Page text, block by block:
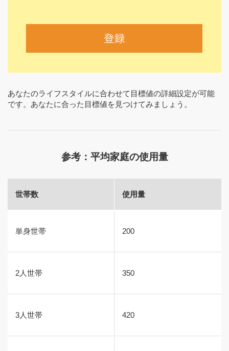
あなたのライフスタイルに合わせて目標値の詳細設定が可能
です。あなたに合った目標値を見つけてみましょう。
参考：平均家庭の使用量
世帯数 使用量
単身世帯 200
2人世帯 350
3人世帯 420